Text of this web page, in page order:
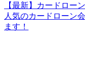
【最新】カードロー
人気のカードローン
ます！